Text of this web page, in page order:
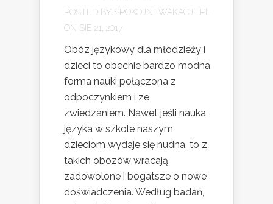
POSTED BY SPOKOJNEWAKACJE.PL
ON SIE 21, 2017
Obóz językowy dla młodzieży i
dzieci to obecnie bardzo modna
forma nauki połączona z
odpoczynkiem i ze
zwiedzaniem. Nawet jeśli nauka
języka w szkole naszym
dzieciom wydaje się nudna, to z
takich obozów wracają
zadowolone i bogatsze o nowe
doświadczenia. Według badań,